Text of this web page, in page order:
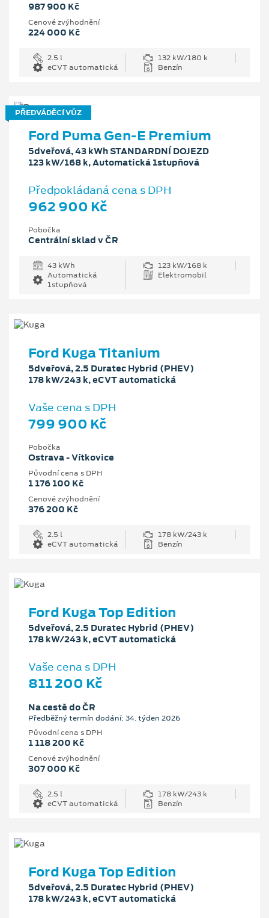
987 900 Kč
Cenové zvýhodnění
224 000 Kč
2.5 l
132 kW/180 k
eCVT automatická
Benzín
PŘEDVÁDĚCÍ VŮZ
Ford Puma Gen-E Premium
5dveřová, 43 kWh STANDARDNÍ DOJEZD
123 kW/168 k, Automatická 1stupňová
Předpokládaná cena s DPH
962 900 Kč
Pobočka
Centrální sklad v ČR
43 kWh
123 kW/168 k
Automatická
1stupňová
Elektromobil
Ford Kuga Titanium
5dveřová, 2.5 Duratec Hybrid (PHEV)
178 kW/243 k, eCVT automatická
Vaše cena s DPH
799 900 Kč
Pobočka
Ostrava - Vítkovice
Původní cena s DPH
1 176 100 Kč
Cenové zvýhodnění
376 200 Kč
2.5 l
178 kW/243 k
eCVT automatická
Benzín
Ford Kuga Top Edition
5dveřová, 2.5 Duratec Hybrid (PHEV)
178 kW/243 k, eCVT automatická
Vaše cena s DPH
811 200 Kč
Na cestě do ČR
Předběžný termín dodání: 34. týden 2026
Původní cena s DPH
1 118 200 Kč
Cenové zvýhodnění
307 000 Kč
2.5 l
178 kW/243 k
eCVT automatická
Benzín
Ford Kuga Top Edition
5dveřová, 2.5 Duratec Hybrid (PHEV)
178 kW/243 k, eCVT automatická